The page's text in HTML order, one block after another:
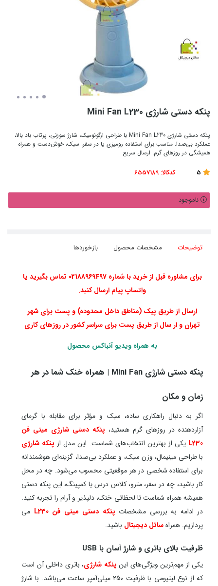
پنکه دستی شارژی Mini Fan L230
پنکه دستی شارژی Mini Fan L230 با طراحی ارگونومیک، شارژ سوزنی، پرتاب باد بالا،
عملکرد بی‌صدا. مناسب برای استفاده رومیزی یا در سفر. سبک، خوش‌دست و همراه
همیشگی در روزهای گرم. ارسال سریع
کدکالا: 6557189
ناموجود
توضیحات مشخصات محصول بازخوردها
برای مشاوره قبل از خرید با شماره 02188969497 تماس بگیرید یا
واتساپ پیام ارسال کنید.
ارسال از طریق پیک (مناطق داخل محدوده) و پست برای شهر
تهران و ار سال از طریق پست برای سراسر کشور در روزهای کاری
به همراه ویدیو آنباکس محصول
پنکه دستی شارژی Mini Fan | همراه خنک شما در هر
زمان و مکان
اگر به‌ دنبال راهکاری ساده، سبک و مؤثر برای مقابله با گرمای
آزاردهنده در روزهای گرم هستید، پنکه دستی شارژی مینی فن
L230 یکی از بهترین انتخاب‌های شماست. این مدل از پنکه شارژی
با طراحی مینیمال، وزن سبک، و عملکرد بی‌صدا، گزینه‌ای هوشمندانه
برای استفاده شخصی در هر موقعیتی محسوب می‌شود. چه در محل
کار باشید، چه در سفر، مترو، کلاس درس یا کمپینگ، این پنکه دستی
همیشه همراه شماست تا لحظاتی خنک، دلپذیر و آرام را تجربه کنید.
در ادامه به بررسی مشخصات پنکه دستی مینی فن L230
می
پردازیم. همراهساتل دیجیتال باشید.
ظرفیت بالای باتری و شارژ آسان با USB
یکی از مهم‌ترین ویژگی‌های این پنکه شارژی، باتری داخلی آن است
که از نوع لیتیومی با ظرفیت 250 میلی‌آمپر ساعت می‌باشد. با شارژ